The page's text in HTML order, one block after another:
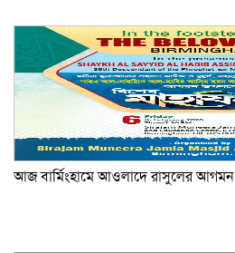
আজ বার্মিংহামে আওলাদে রাসুলের আগমন